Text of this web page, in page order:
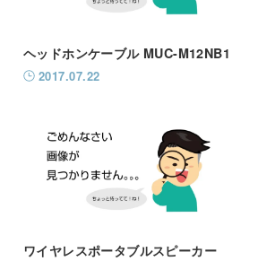
ヘッドホンケーブル MUC-M12NB1
2017.07.22
ワイヤレスポータブルスピーカー